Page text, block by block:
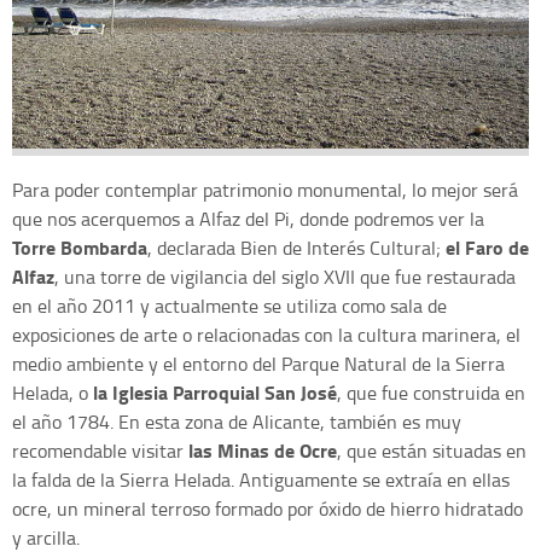
Para poder contemplar patrimonio monumental, lo mejor será
que nos acerquemos a Alfaz del Pi, donde podremos ver la
Torre Bombarda, declarada Bien de Interés Cultural; el Faro de
Alfaz, una torre de vigilancia del siglo XVII que fue restaurada
en el año 2011 y actualmente se utiliza como sala de
exposiciones de arte o relacionadas con la cultura marinera, el
medio ambiente y el entorno del Parque Natural de la Sierra
Helada, o la Iglesia Parroquial San José, que fue construida en
el año 1784. En esta zona de Alicante, también es muy
recomendable visitar las Minas de Ocre, que están situadas en
la falda de la Sierra Helada. Antiguamente se extraía en ellas
ocre, un mineral terroso formado por óxido de hierro hidratado
y arcilla.